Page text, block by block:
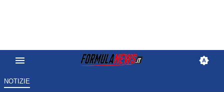
NOTIZIE